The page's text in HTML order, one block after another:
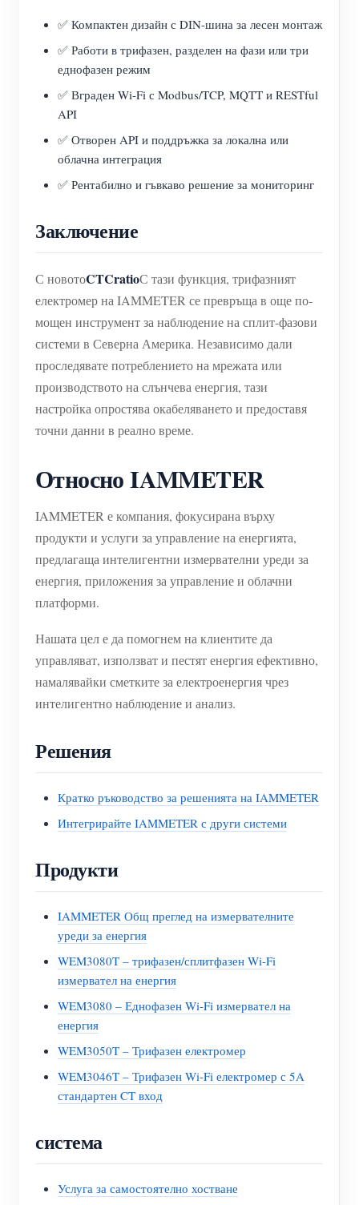
✅ Компактен дизайн с DIN-шина за лесен монтаж
✅ Работи в трифазен, разделен на фази или три
еднофазен режим
✅ Вграден Wi-Fi с Modbus/TCP, MQTT и RESTful
API
✅ Отворен API и поддръжка за локална или
облачна интеграция
✅ Рентабилно и гъвкаво решение за мониторинг
Заключение
С новотоCTCratioС тази функция, трифазният
електромер на IAMMETER се превръща в още по-
мощен инструмент за наблюдение на сплит-фазови
системи в Северна Америка. Независимо дали
проследявате потреблението на мрежата или
производството на слънчева енергия, тази
настройка опростява окабеляването и предоставя
точни данни в реално време.
Относно IAMMETER
IAMMETER е компания, фокусирана върху
продукти и услуги за управление на енергията,
предлагаща интелигентни измервателни уреди за
енергия, приложения за управление и облачни
платформи.
Нашата цел е да помогнем на клиентите да
управляват, използват и пестят енергия ефективно,
намалявайки сметките за електроенергия чрез
интелигентно наблюдение и анализ.
Решения
Кратко ръководство за решенията на IAMMETER
Интегрирайте IAMMETER с други системи
Продукти
IAMMETER Общ преглед на измервателните
уреди за енергия
WEM3080T – трифазен/сплитфазен Wi-Fi
измервател на енергия
WEM3080 – Еднофазен Wi-Fi измервател на
енергия
WEM3050T – Трифазен електромер
WEM3046T – Трифазен Wi-Fi електромер с 5A
стандартен CT вход
система
Услуга за самостоятелно хостване